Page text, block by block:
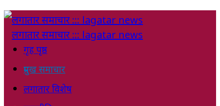
गृह पृष्ठ
प्रमुख समाचार
लगातार विशेष